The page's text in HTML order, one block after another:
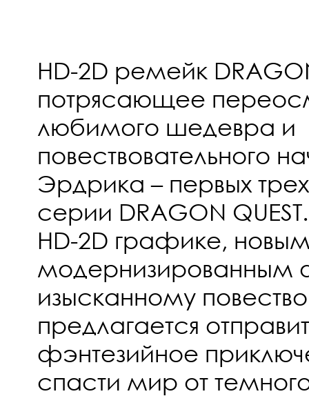
HD-2D ремейк
потрясающее
любимого шедевра и
повествовательного
Эрдрика – первых
серии DRAGON
HD-2D графике,
модернизированным
изысканному
предлагается
фэнтезийное
спасти мир от